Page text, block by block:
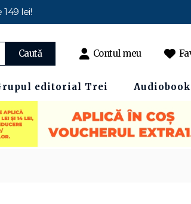
lei!
Caută Contul meu
editorial Trei